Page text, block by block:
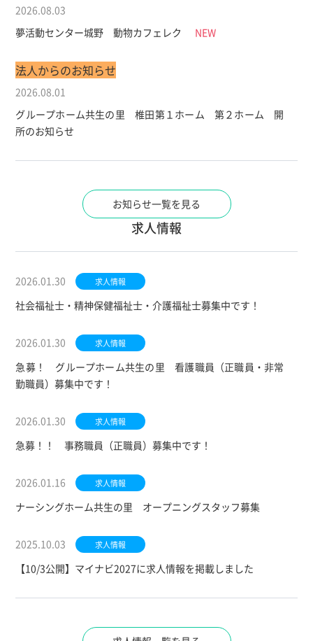
2026.08.03
夢活動センター城野 動物カフェレク NEW
2026.08.01
法人からのお知らせ
グループホーム共生の里 椎田第１ホーム 第２ホーム 開
所のお知らせ
お知らせ一覧を見る
求人情報
2026.01.30 求人情報
社会福祉士・精神保健福祉士・介護福祉士募集中です！
2026.01.30 求人情報
急募！ グループホーム共生の里 看護職員（正職員・非常
勤職員）募集中です！
2026.01.30 求人情報
急募！！ 事務職員（正職員）募集中です！
2026.01.16 求人情報
ナーシングホーム共生の里 オープニングスタッフ募集
2025.10.03 求人情報
【10/3公開】マイナビ2027に求人情報を掲載しました